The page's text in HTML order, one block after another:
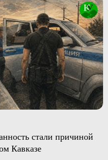
стали причиной
Кавказе